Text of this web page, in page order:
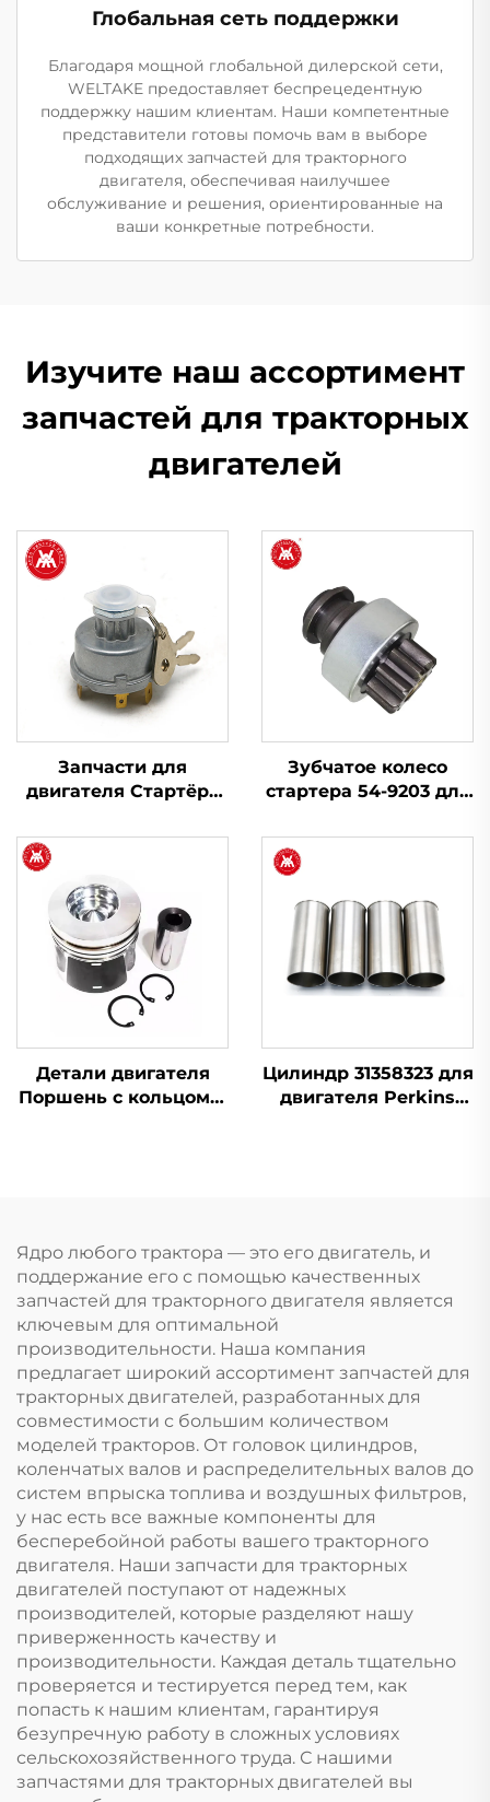
Глобальная сеть поддержки
Благодаря мощной глобальной дилерской сети,
WELTAKE предоставляет беспрецедентную
поддержку нашим клиентам. Наши компетентные
представители готовы помочь вам в выборе
подходящих запчастей для тракторного
двигателя, обеспечивая наилучшее
обслуживание и решения, ориентированные на
ваши конкретные потребности.
Изучите наш ассортимент
запчастей для тракторных
двигателей
Запчасти для
двигателя Стартёра
зажигания 1446116M91
для трактора Massey
Ferguson серии 200
Зубчатое колесо
стартера 54-9203 для
145, 250, 255, 350, 375,
Детали двигателя
Поршень с кольцом и
Цилиндр 31358323 для
двигателя Perkins
Ядро любого трактора — это его двигатель, и
поддержание его с помощью качественных
запчастей для тракторного двигателя является
ключевым для оптимальной
производительности. Наша компания
предлагает широкий ассортимент запчастей для
тракторных двигателей, разработанных для
совместимости с большим количеством
моделей тракторов. От головок цилиндров,
коленчатых валов и распределительных валов до
систем впрыска топлива и воздушных фильтров,
у нас есть все важные компоненты для
бесперебойной работы вашего тракторного
двигателя. Наши запчасти для тракторных
двигателей поступают от надежных
производителей, которые разделяют нашу
приверженность качеству и
производительности. Каждая деталь тщательно
проверяется и тестируется перед тем, как
попасть к нашим клиентам, гарантируя
безупречную работу в сложных условиях
сельскохозяйственного труда. С нашими
запчастями для тракторных двигателей вы